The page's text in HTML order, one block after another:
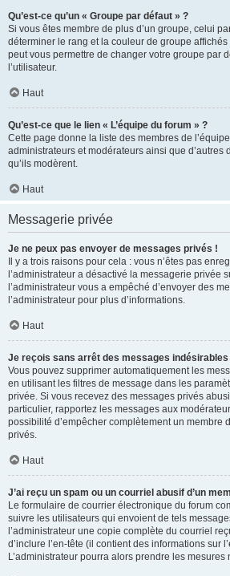
Qu’est-ce qu’un « Groupe par défaut » ?
Si vous êtes membre de plus d’un groupe, celui
déterminer le rang et la couleur de groupe affichés
peut vous permettre de changer votre groupe par
l’utilisateur.
Haut
Qu’est-ce que le lien « L’équipe du forum » ?
Cette page donne la liste des membres de
administrateurs et modérateurs ainsi que d’autres
qu’ils modèrent.
Haut
Messagerie privée
Je ne peux pas envoyer de messages privés !
Il y a trois raisons pour cela : vous n’êtes pas
l’administrateur a désactivé la messagerie privée
l’administrateur vous a empêché d’envoyer des
l’administrateur pour plus d’informations.
Haut
Je reçois sans arrêt des messages indésirables
Vous pouvez supprimer automatiquement les
en utilisant les filtres de message dans les
privée. Si vous recevez des messages privés
particulier, rapportez les messages aux
possibilité d’empêcher complètement un membre
privés.
Haut
J’ai reçu un spam ou un courriel abusif d’un
Le formulaire de courrier électronique du forum
suivre les utilisateurs qui envoient de tels
l’administrateur une copie complète du courriel
d’inclure l’en-tête (il contient des informations sur
L’administrateur pourra alors prendre les mesures